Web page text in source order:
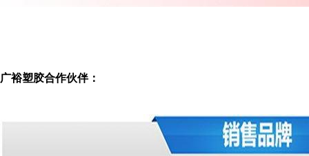
广裕塑胶合作伙伴：